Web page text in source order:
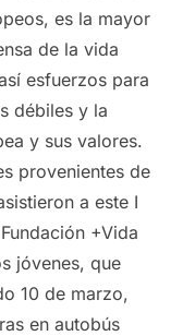
es la mayor
de la vida
esfuerzos para
débiles y la
y sus valores.
provenientes de
a este I
+Vida
jóvenes, que
10 de marzo,
en autobús